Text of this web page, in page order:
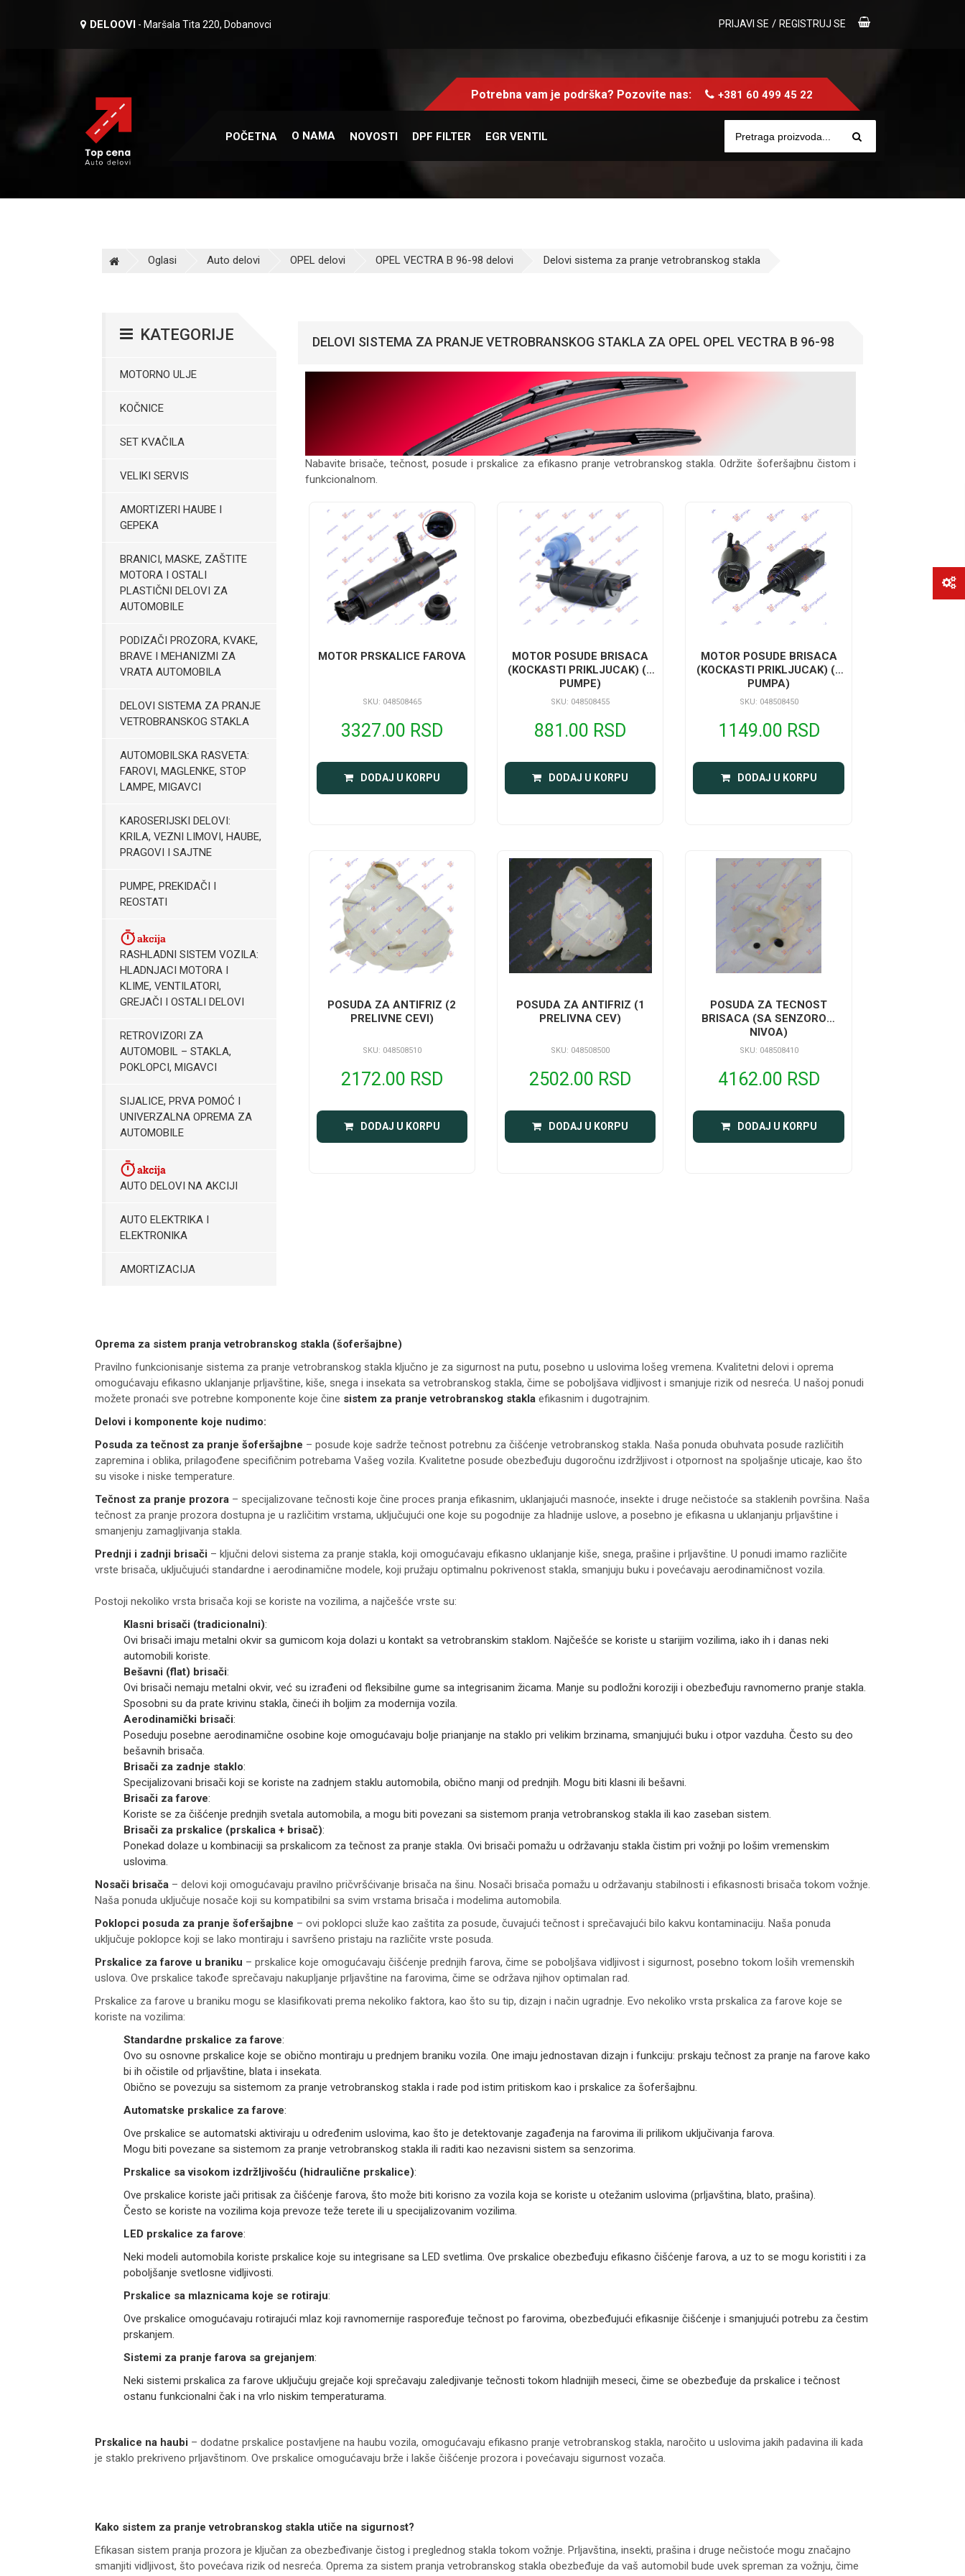
DELOOVI - Maršala Tita 220, Dobanovci PRIJAVI SE / REGISTRUJ SE
Potrebna vam je podrška? Pozovite nas: +381 60 499 45 22
POČETNA O NAMA NOVOSTI DPF FILTER EGR VENTIL
Oglasi Auto delovi OPEL delovi OPEL VECTRA B 96-98 delovi Delovi sistema za pranje vetrobranskog stakla
KATEGORIJE
MOTORNO ULJE
KOČNICE
SET KVAČILA
VELIKI SERVIS
AMORTIZERI HAUBE I
GEPEKA
BRANICI, MASKE, ZAŠTITE
MOTORA I OSTALI
PLASTIČNI DELOVI ZA
AUTOMOBILE
PODIZAČI PROZORA, KVAKE,
BRAVE I MEHANIZMI ZA
VRATA AUTOMOBILA
DELOVI SISTEMA ZA PRANJE
VETROBRANSKOG STAKLA
AUTOMOBILSKA RASVETA:
FAROVI, MAGLENKE, STOP
LAMPE, MIGAVCI
KAROSERIJSKI DELOVI:
KRILA, VEZNI LIMOVI, HAUBE,
PRAGOVI I SAJTNE
PUMPE, PREKIDAČI I
REOSTATI
RASHLADNI SISTEM VOZILA:
HLADNJACI MOTORA I
KLIME, VENTILATORI,
GREJAČI I OSTALI DELOVI
RETROVIZORI ZA
AUTOMOBIL – STAKLA,
POKLOPCI, MIGAVCI
SIJALICE, PRVA POMOĆ I
UNIVERZALNA OPREMA ZA
AUTOMOBILE
AUTO DELOVI NA AKCIJI
AUTO ELEKTRIKA I
ELEKTRONIKA
AMORTIZACIJA
DELOVI SISTEMA ZA PRANJE VETROBRANSKOG STAKLA ZA OPEL OPEL VECTRA B 96-98
Nabavite brisače, tečnost, posude i prskalice za efikasno pranje vetrobranskog stakla. Održite šoferšajbnu čistom i
funkcionalnom.
MOTOR PRSKALICE FAROVA
SKU: 048508465
3327.00 RSD
DODAJ U KORPU
MOTOR POSUDE BRISACA
(KOCKASTI PRIKLJUCAK) (2
PUMPE)
SKU: 048508455
881.00 RSD
DODAJ U KORPU
MOTOR POSUDE BRISACA
(KOCKASTI PRIKLJUCAK) (1
PUMPA)
SKU: 048508450
1149.00 RSD
DODAJ U KORPU
POSUDA ZA ANTIFRIZ (2
PRELIVNE CEVI)
SKU: 048508510
2172.00 RSD
DODAJ U KORPU
POSUDA ZA ANTIFRIZ (1
PRELIVNA CEV)
SKU: 048508500
2502.00 RSD
DODAJ U KORPU
POSUDA ZA TECNOST
BRISACA (SA SENZOROM
NIVOA)
SKU: 048508410
4162.00 RSD
DODAJ U KORPU
Oprema za sistem pranja vetrobranskog stakla (šoferšajbne)
Pravilno funkcionisanje sistema za pranje vetrobranskog stakla ključno je za sigurnost na putu, posebno u uslovima lošeg vremena. Kvalitetni delovi i oprema
omogućavaju efikasno uklanjanje prljavštine, kiše, snega i insekata sa vetrobranskog stakla, čime se poboljšava vidljivost i smanjuje rizik od nesreća. U našoj ponudi
možete pronaći sve potrebne komponente koje čine sistem za pranje vetrobranskog stakla efikasnim i dugotrajnim.
Delovi i komponente koje nudimo:
Posuda za tečnost za pranje šoferšajbne – posude koje sadrže tečnost potrebnu za čišćenje vetrobranskog stakla. Naša ponuda obuhvata posude različitih
zapremina i oblika, prilagođene specifičnim potrebama Vašeg vozila. Kvalitetne posude obezbeđuju dugoročnu izdržljivost i otpornost na spoljašnje uticaje, kao što
su visoke i niske temperature.
Tečnost za pranje prozora – specijalizovane tečnosti koje čine proces pranja efikasnim, uklanjajući masnoće, insekte i druge nečistoće sa staklenih površina. Naša
tečnost za pranje prozora dostupna je u različitim vrstama, uključujući one koje su pogodnije za hladnije uslove, a posebno je efikasna u uklanjanju prljavštine i
smanjenju zamagljivanja stakla.
Prednji i zadnji brisači – ključni delovi sistema za pranje stakla, koji omogućavaju efikasno uklanjanje kiše, snega, prašine i prljavštine. U ponudi imamo različite
vrste brisača, uključujući standardne i aerodinamične modele, koji pružaju optimalnu pokrivenost stakla, smanjuju buku i povećavaju aerodinamičnost vozila.
Postoji nekoliko vrsta brisača koji se koriste na vozilima, a najčešće vrste su:
Klasni brisači (tradicionalni):
Ovi brisači imaju metalni okvir sa gumicom koja dolazi u kontakt sa vetrobranskim staklom. Najčešće se koriste u starijim vozilima, iako ih i danas neki
automobili koriste.
Bešavni (flat) brisači:
Ovi brisači nemaju metalni okvir, već su izrađeni od fleksibilne gume sa integrisanim žicama. Manje su podložni koroziji i obezbeđuju ravnomerno pranje stakla.
Sposobni su da prate krivinu stakla, čineći ih boljim za modernija vozila.
Aerodinamički brisači:
Poseduju posebne aerodinamične osobine koje omogućavaju bolje prianjanje na staklo pri velikim brzinama, smanjujući buku i otpor vazduha. Često su deo
bešavnih brisača.
Brisači za zadnje staklo:
Specijalizovani brisači koji se koriste na zadnjem staklu automobila, obično manji od prednjih. Mogu biti klasni ili bešavni.
Brisači za farove:
Koriste se za čišćenje prednjih svetala automobila, a mogu biti povezani sa sistemom pranja vetrobranskog stakla ili kao zaseban sistem.
Brisači za prskalice (prskalica + brisač):
Ponekad dolaze u kombinaciji sa prskalicom za tečnost za pranje stakla. Ovi brisači pomažu u održavanju stakla čistim pri vožnji po lošim vremenskim
uslovima.
Nosači brisača – delovi koji omogućavaju pravilno pričvršćivanje brisača na šinu. Nosači brisača pomažu u održavanju stabilnosti i efikasnosti brisača tokom vožnje.
Naša ponuda uključuje nosače koji su kompatibilni sa svim vrstama brisača i modelima automobila.
Poklopci posuda za pranje šoferšajbne – ovi poklopci služe kao zaštita za posude, čuvajući tečnost i sprečavajući bilo kakvu kontaminaciju. Naša ponuda
uključuje poklopce koji se lako montiraju i savršeno pristaju na različite vrste posuda.
Prskalice za farove u braniku – prskalice koje omogućavaju čišćenje prednjih farova, čime se poboljšava vidljivost i sigurnost, posebno tokom loših vremenskih
uslova. Ove prskalice takođe sprečavaju nakupljanje prljavštine na farovima, čime se održava njihov optimalan rad.
Prskalice za farove u braniku mogu se klasifikovati prema nekoliko faktora, kao što su tip, dizajn i način ugradnje. Evo nekoliko vrsta prskalica za farove koje se
koriste na vozilima:
Standardne prskalice za farove:
Ovo su osnovne prskalice koje se obično montiraju u prednjem braniku vozila. One imaju jednostavan dizajn i funkciju: prskaju tečnost za pranje na farove kako
bi ih očistile od prljavštine, blata i insekata.
Obično se povezuju sa sistemom za pranje vetrobranskog stakla i rade pod istim pritiskom kao i prskalice za šoferšajbnu.
Automatske prskalice za farove:
Ove prskalice se automatski aktiviraju u određenim uslovima, kao što je detektovanje zagađenja na farovima ili prilikom uključivanja farova.
Mogu biti povezane sa sistemom za pranje vetrobranskog stakla ili raditi kao nezavisni sistem sa senzorima.
Prskalice sa visokom izdržljivošću (hidraulične prskalice):
Ove prskalice koriste jači pritisak za čišćenje farova, što može biti korisno za vozila koja se koriste u otežanim uslovima (prljavština, blato, prašina).
Često se koriste na vozilima koja prevoze teže terete ili u specijalizovanim vozilima.
LED prskalice za farove:
Neki modeli automobila koriste prskalice koje su integrisane sa LED svetlima. Ove prskalice obezbeđuju efikasno čišćenje farova, a uz to se mogu koristiti i za
poboljšanje svetlosne vidljivosti.
Prskalice sa mlaznicama koje se rotiraju:
Ove prskalice omogućavaju rotirajući mlaz koji ravnomernije raspoređuje tečnost po farovima, obezbeđujući efikasnije čišćenje i smanjujući potrebu za čestim
prskanjem.
Sistemi za pranje farova sa grejanjem:
Neki sistemi prskalica za farove uključuju grejače koji sprečavaju zaledjivanje tečnosti tokom hladnijih meseci, čime se obezbeđuje da prskalice i tečnost
ostanu funkcionalni čak i na vrlo niskim temperaturama.
Prskalice na haubi – dodatne prskalice postavljene na haubu vozila, omogućavaju efikasno pranje vetrobranskog stakla, naročito u uslovima jakih padavina ili kada
je staklo prekriveno prljavštinom. Ove prskalice omogućavaju brže i lakše čišćenje prozora i povećavaju sigurnost vozača.
Kako sistem za pranje vetrobranskog stakla utiče na sigurnost?
Efikasan sistem pranja prozora je ključan za obezbeđivanje čistog i preglednog stakla tokom vožnje. Prljavština, insekti, prašina i druge nečistoće mogu značajno
smanjiti vidljivost, što povećava rizik od nesreća. Oprema za sistem pranja vetrobranskog stakla obezbeđuje da vaš automobil bude uvek spreman za vožnju, čime